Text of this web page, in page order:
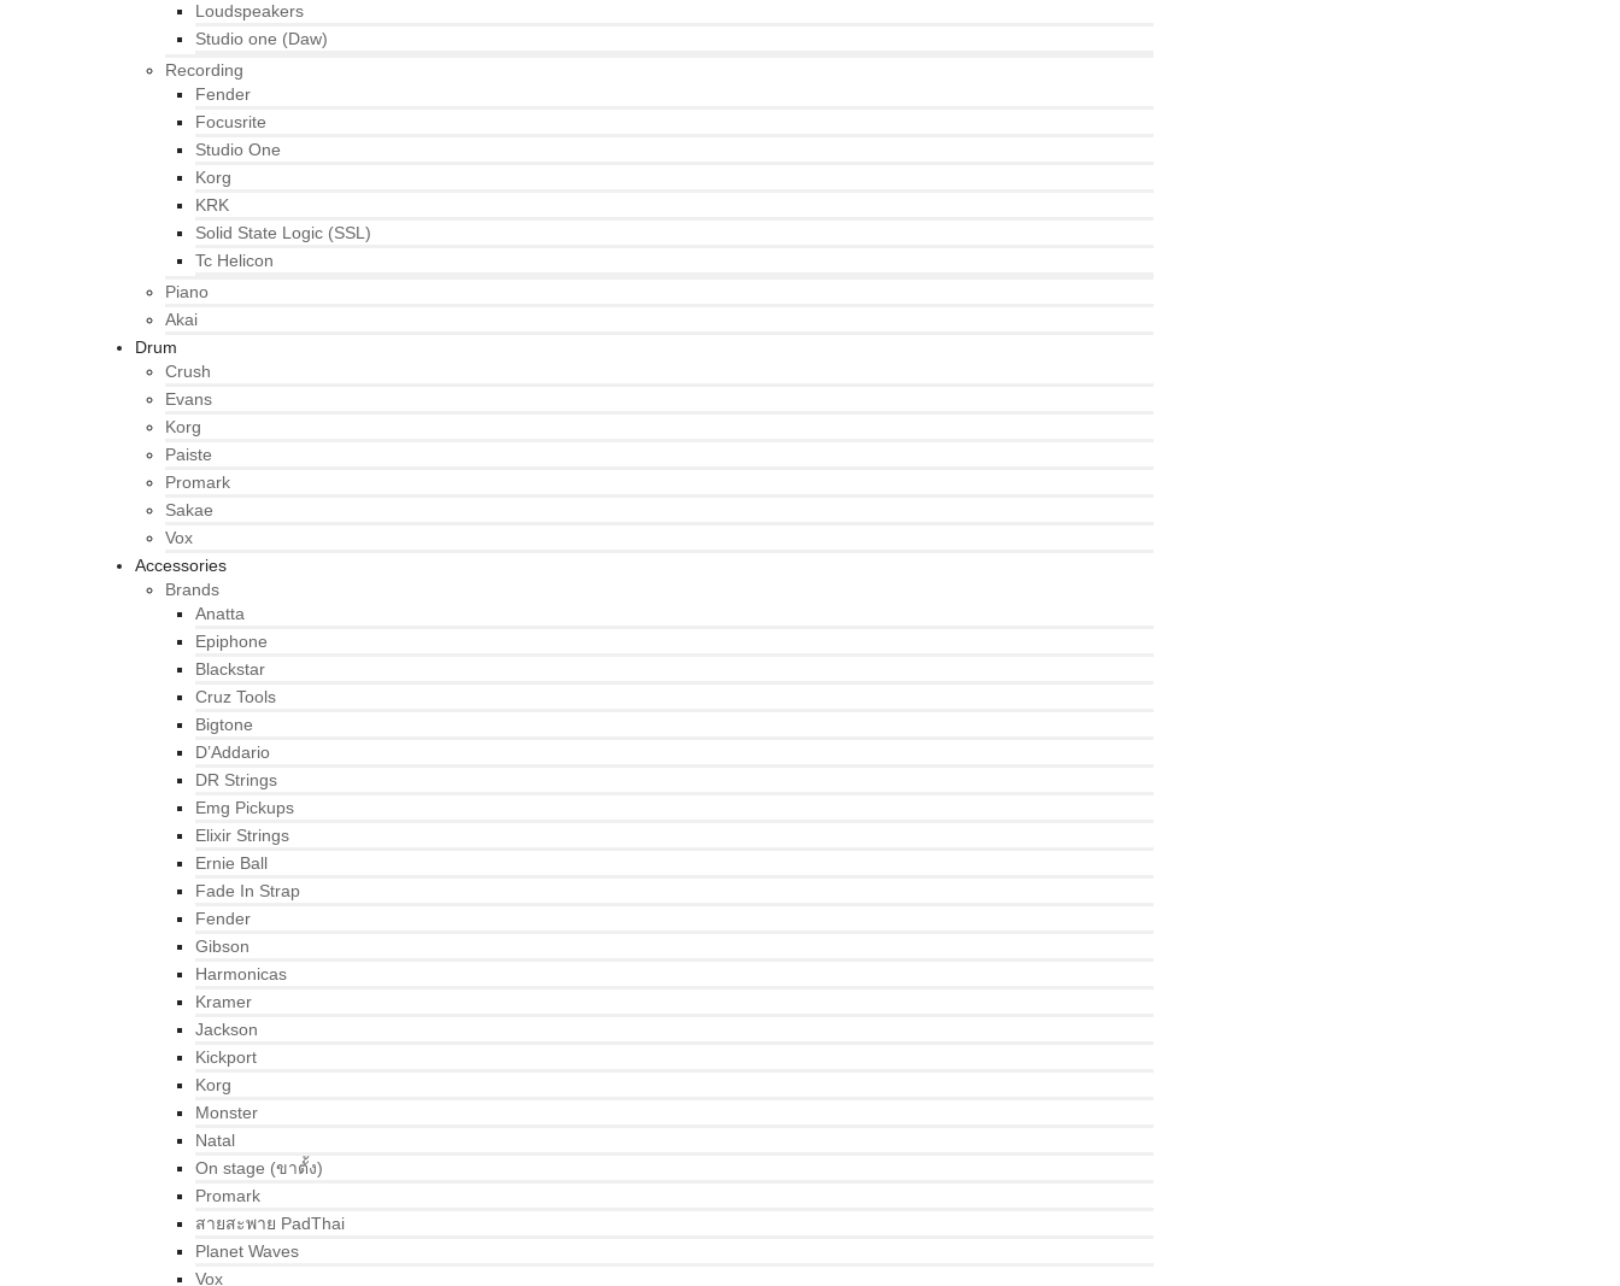
Loudspeakers
Studio one (Daw)
Recording
Fender
Focusrite
Studio One
Korg
KRK
Solid State Logic (SSL)
Tc Helicon
Piano
Akai
Drum
Crush
Evans
Korg
Paiste
Promark
Sakae
Vox
Accessories
Brands
Anatta
Epiphone
Blackstar
Cruz Tools
Bigtone
D’Addario
DR Strings
Emg Pickups
Elixir Strings
Ernie Ball
Fade In Strap
Fender
Gibson
Harmonicas
Kramer
Jackson
Kickport
Korg
Monster
Natal
On stage (ขาตั้ง)
Promark
สายสะพาย PadThai
Planet Waves
Vox